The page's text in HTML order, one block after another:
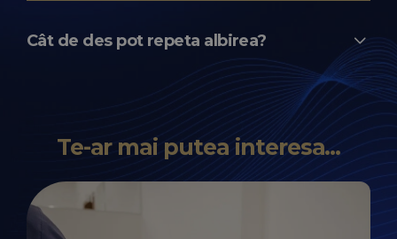
abrazive.
Cât de des pot repeta albirea?
Albirea se poate repeta, de regulă, la 1–2 ani,
stomatolog.
Te-ar mai putea interesa...